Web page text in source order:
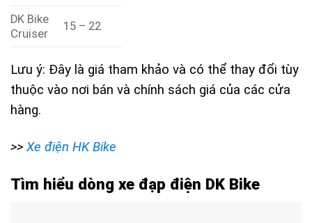
DK Bike
Cruiser
15 – 22
Lưu ý: Đây là giá tham khảo và có thể thay đổi tùy
thuộc vào nơi bán và chính sách giá của các cửa
hàng.
>>Xe điện HK Bike
Tìm hiểu dòng xe đạp điện DK Bike